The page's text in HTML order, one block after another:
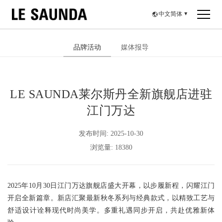
中文简体 ▼
品牌活动 媒体报导
LE SAUNDA莱尔斯丹全新旗舰店进驻
江门万达
发布时间: 2025-10-30
浏览量: 18380
2025年10月30日江门万达旗舰店盛大开幕，以步履新程，闪耀江门
开启全新篇章。新店汇聚最新秋冬系列与经典款式，以精致工艺与
舒适设计诠释现代时尚美学。多重礼遇同步开启，共赴优雅新体